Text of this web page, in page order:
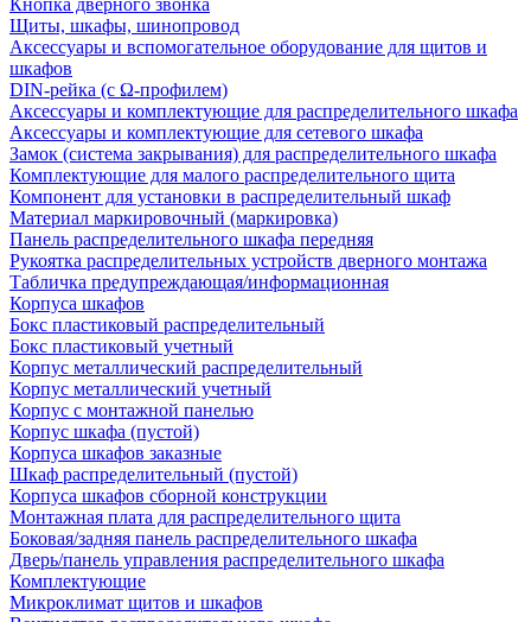
Кнопка дверного звонка
Щиты, шкафы, шинопровод
Аксессуары и вспомогательное оборудование для щитов и
шкафов
DIN-рейка (с Ω-профилем)
Аксессуары и комплектующие для распределительного шкафа
Аксессуары и комплектующие для сетевого шкафа
Замок (система закрывания) для распределительного шкафа
Комплектующие для малого распределительного щита
Компонент для установки в распределительный шкаф
Материал маркировочный (маркировка)
Панель распределительного шкафа передняя
Рукоятка распределительных устройств дверного монтажа
Табличка предупреждающая/информационная
Корпуса шкафов
Бокс пластиковый распределительный
Бокс пластиковый учетный
Корпус металлический распределительный
Корпус металлический учетный
Корпус с монтажной панелью
Корпус шкафа (пустой)
Корпуса шкафов заказные
Шкаф распределительный (пустой)
Корпуса шкафов сборной конструкции
Монтажная плата для распределительного щита
Боковая/задняя панель распределительного шкафа
Дверь/панель управления распределительного шкафа
Комплектующие
Микроклимат щитов и шкафов